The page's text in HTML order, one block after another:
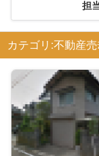
担
カテゴリ:不動産